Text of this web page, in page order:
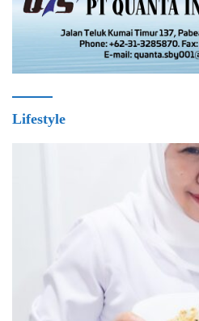
Lifestyle